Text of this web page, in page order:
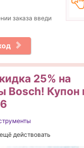
заказа введи
25% на
Bosch! Купон
действовать